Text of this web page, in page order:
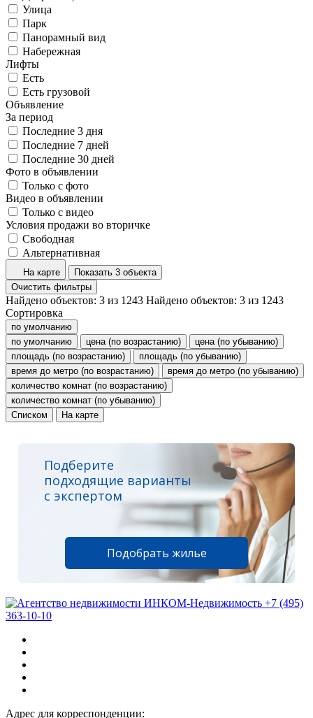
Улица
Парк
Панорамный вид
Набережная
Лифты
Есть
Есть грузовой
Объявление
За период
Последние 3 дня
Последние 7 дней
Последние 30 дней
Фото в объявлении
Только с фото
Видео в объявлении
Только с видео
Условия продажи во вторичке
Свободная
Альтернативная
На карте
Показать 3 объекта
Очистить фильтры
Найдено объектов: 3 из 1243 Найдено объектов: 3 из 1243
Сортировка
по умолчанию
по умолчанию
цена (по возрастанию)
цена (по убыванию)
площадь (по возрастанию)
площадь (по убыванию)
время до метро (по возрастанию)
время до метро (по убыванию)
количество комнат (по возрастанию)
количество комнат (по убыванию)
Списком
На карте
Подберите
подходящие варианты
с экспертом
Подобрать жилье
+7 (495)
363-10-10
Адрес для корреспонденции: